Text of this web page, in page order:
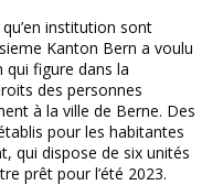
institution sont
Kanton Bern a voulu
qui figure dans la
des personnes
à la ville de Berne. Des
pour les habitantes
qui dispose de six unités
prêt pour l’été 2023.